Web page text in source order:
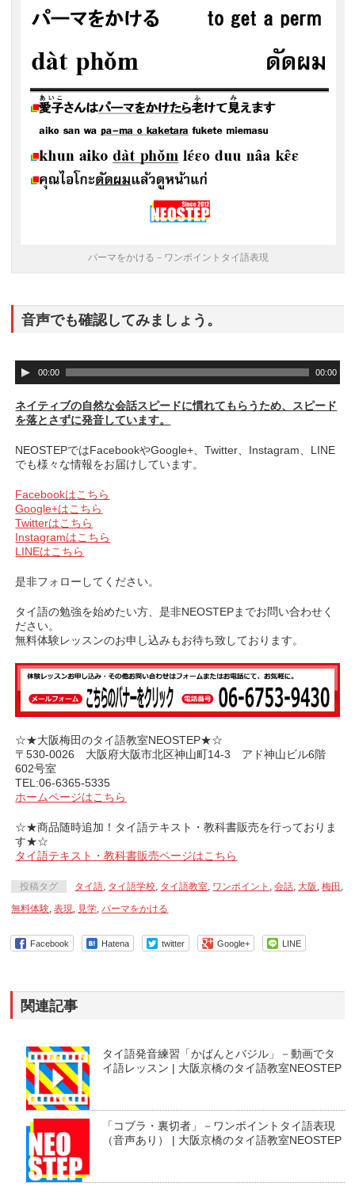
パーマをかける－ワンポイントタイ語表現
音声でも確認してみましょう。
音
声
レ
ー
ー
00:00 00:00
ネイティブの自然な会話スピードに慣れてもらうため、スピード
を落とさずに発音しています。
NEOSTEPではFacebookやGoogle+、Twitter、Instagram、LINE
でも様々な情報をお届けしています。
Facebookはこちら
Google+はこちら
Twitterはこちら
Instagramはこちら
LINEはこちら
是非フォローしてください。
タイ語の勉強を始めたい方、是非NEOSTEPまでお問い合わせく
ださい。
無料体験レッスンのお申し込みもお待ち致しております。
☆★大阪梅田のタイ語教室NEOSTEP★☆
〒530-0026 大阪府大阪市北区神山町14-3 アド神山ビル6階
602号室
TEL:06-6365-5335
ホームページはこちら
☆★商品随時追加！タイ語テキスト・教科書販売を行っておりま
す★☆
タイ語テキスト・教科書販売ページはこちら
投稿タグ タイ語, タイ語学校, タイ語教室, ワンポイント ,会話, 大阪 ,梅田 ,
無料体験,表現, 見学,パーマをかける
Facebook Hatena twitter Google+ LINE
関連記事
タイ語発音練習「かばんとバジル」－動画でタ
イ語レッスン | 大阪京橋のタイ語教室NEOSTEP
「コブラ・裏切者」－ワンポイントタイ語表現
（音声あり） | 大阪京橋のタイ語教室NEOSTEP